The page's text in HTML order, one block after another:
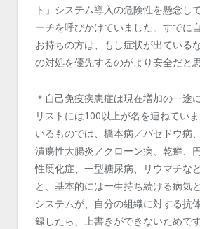
ト」システム導入の危険性を懸念し
ーチを呼びかけていました。すでに
お持ちの方は、もし症状が出ている
の対処を優先するのがより安全だと思
＊自己免疫疾患症は現在増加の一途
リストには100以上が名を連ねてい
いるものでは、橋本病／バセドウ病
潰瘍性大腸炎／クローン病、乾癬、
性硬化症、一型糖尿病、リウマチな
と、基本的には一生持ち続ける病気
システムが、自分の組織に対する抗
録したら、上書きができないためで